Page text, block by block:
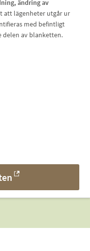
ändring av
att lägenheter utgår ur
med befintligt
delen av blanketten.